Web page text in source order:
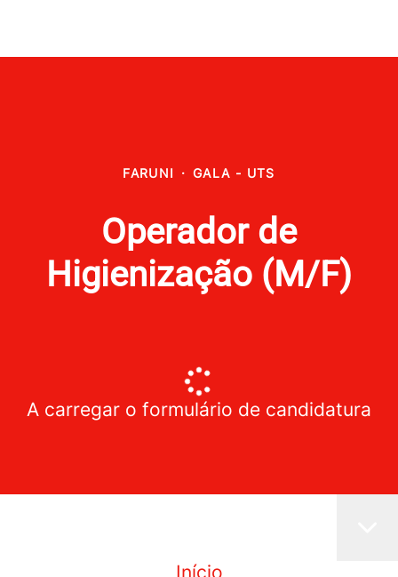
FARUNI · GALA - UTS
Operador de
Higienização (M/F)
A carregar o formulário de candidatura
Início